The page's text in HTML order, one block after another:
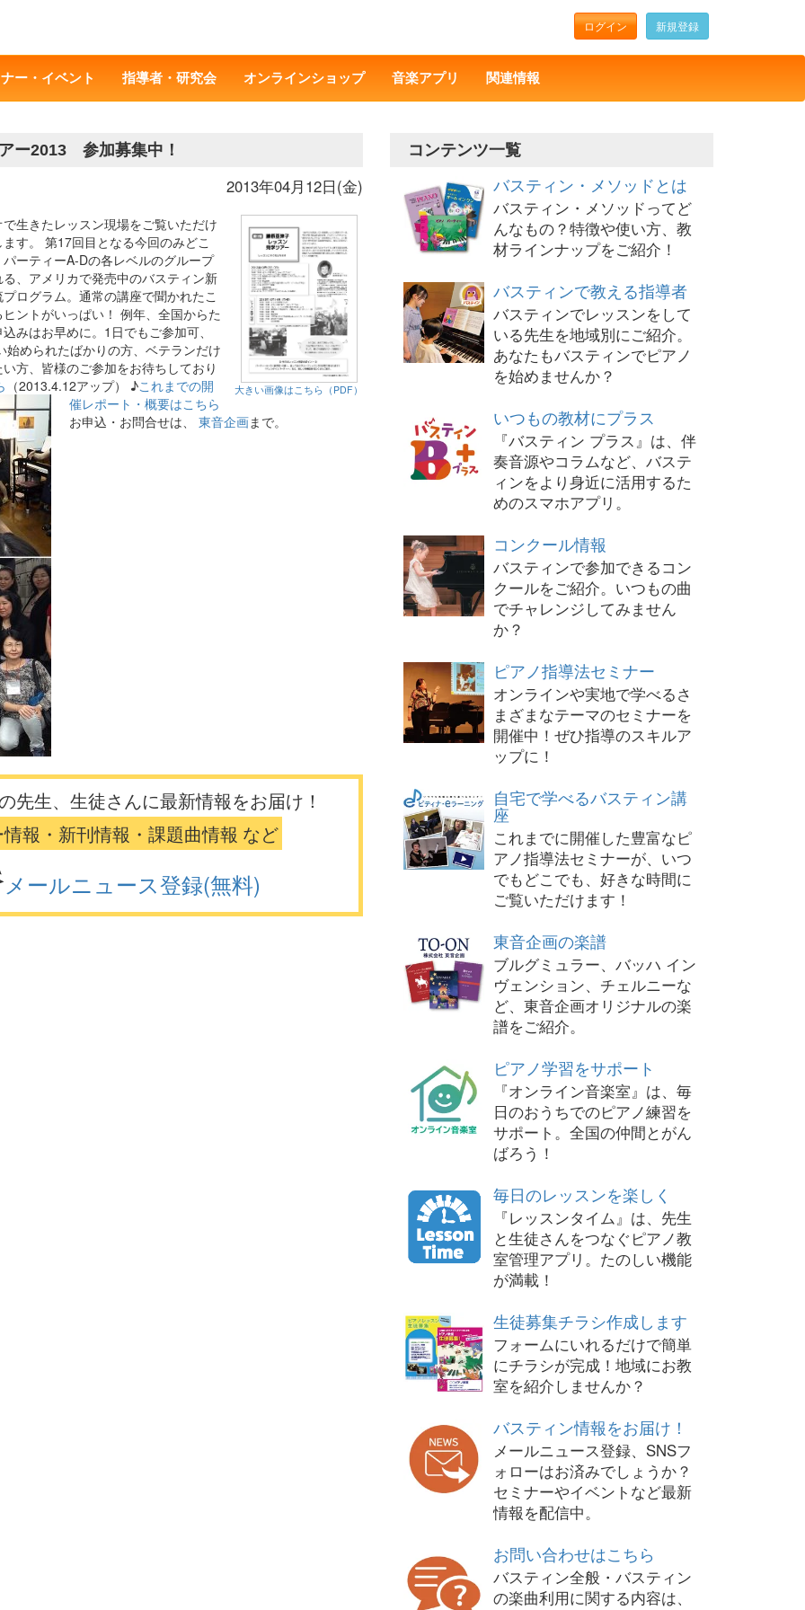
ログイン 新規登録
ー・イベント 指導者・研究会 オンラインショップ 音楽アプリ 関連情報
ー2013 参加募集中！
2013年04月12日(金)
大きい画像はこちら（PDF）
生きたレッスン現場をご覧いただけ
す。 第17回目となる今回のみどこ
ーティーA-Dの各レベルのグループ
、アメリカで発売中のバスティン新
ログラム。通常の講座で聞かれたこ
ントがいっぱい！ 例年、全国からた
みはお早めに。1日でもご参加可、
められたばかりの方、ベテランだけ
方、皆様のご参加をお待ちしており
（2013.4.12アップ） ♪これまでの開
催レポート・概要はこちら
お申込・お問合せは、 東音企画まで。
先生、生徒さんに最新情報をお届け！
報・新刊情報・課題曲情報 など
メールニュース登録(無料)
コンテンツ一覧
バスティン・メソッドとは
バスティン・メソッドってど
んなもの？特徴や使い方、教
材ラインナップをご紹介！
バスティンで教える指導者
バスティンでレッスンをして
いる先生を地域別にご紹介。
あなたもバスティンでピアノ
を始めませんか？
いつもの教材にプラス
『バスティン プラス』は、伴
奏音源やコラムなど、バステ
ィンをより身近に活用するた
めのスマホアプリ。
コンクール情報
バスティンで参加できるコン
クールをご紹介。いつもの曲
でチャレンジしてみません
か？
ピアノ指導法セミナー
オンラインや実地で学べるさ
まざまなテーマのセミナーを
開催中！ぜひ指導のスキルア
ップに！
自宅で学べるバスティン講
座
これまでに開催した豊富なピ
アノ指導法セミナーが、いつ
でもどこでも、好きな時間に
ご覧いただけます！
東音企画の楽譜
ブルグミュラー、バッハ イン
ヴェンション、チェルニーな
ど、東音企画オリジナルの楽
譜をご紹介。
ピアノ学習をサポート
『オンライン音楽室』は、毎
日のおうちでのピアノ練習を
サポート。全国の仲間とがん
ばろう！
毎日のレッスンを楽しく
『レッスンタイム』は、先生
と生徒さんをつなぐピアノ教
室管理アプリ。たのしい機能
が満載！
生徒募集チラシ作成します
フォームにいれるだけで簡単
にチラシが完成！地域にお教
室を紹介しませんか？
バスティン情報をお届け！
メールニュース登録、SNSフ
ォローはお済みでしょうか？
セミナーやイベントなど最新
情報を配信中。
お問い合わせはこちら
バスティン全般・バスティン
の楽曲利用に関する内容は、